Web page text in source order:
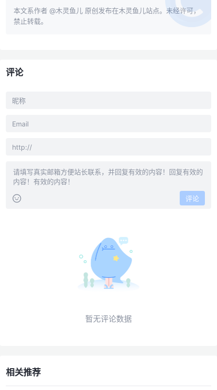
本文系作者 @木灵鱼儿 原创发布在木灵鱼儿站点。未经许可，
禁止转载。
评论
评论
暂无评论数据
相关推荐